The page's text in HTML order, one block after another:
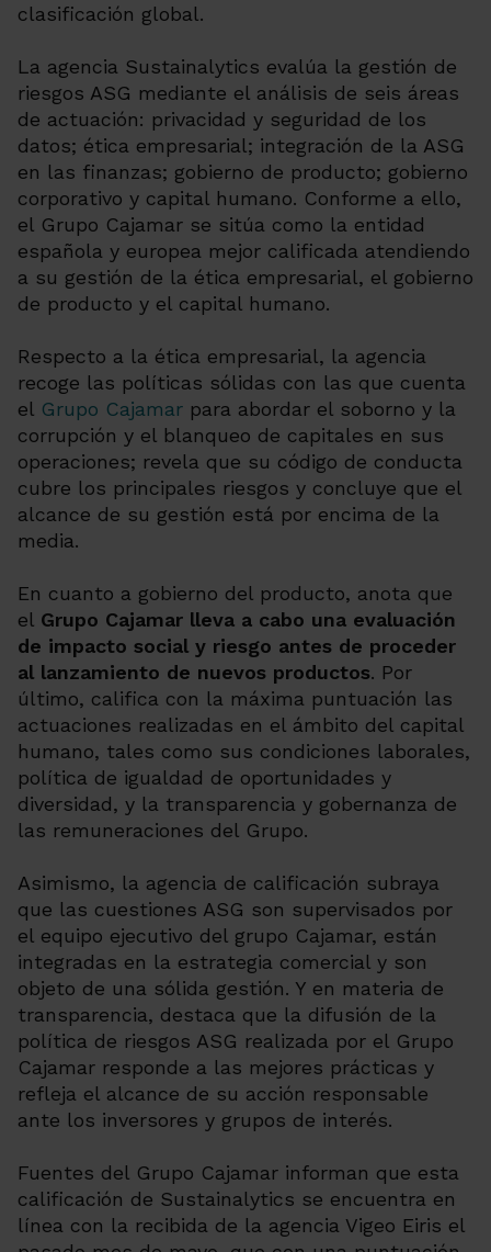
clasificación global.
La agencia Sustainalytics evalúa la gestión de
riesgos ASG mediante el análisis de seis áreas
de actuación: privacidad y seguridad de los
datos; ética empresarial; integración de la ASG
en las finanzas; gobierno de producto; gobierno
corporativo y capital humano. Conforme a ello,
el Grupo Cajamar se sitúa como la entidad
española y europea mejor calificada atendiendo
a su gestión de la ética empresarial, el gobierno
de producto y el capital humano.
Respecto a la ética empresarial, la agencia
recoge las políticas sólidas con las que cuenta
el Grupo Cajamar para abordar el soborno y la
corrupción y el blanqueo de capitales en sus
operaciones; revela que su código de conducta
cubre los principales riesgos y concluye que el
alcance de su gestión está por encima de la
media.
En cuanto a gobierno del producto, anota que
el Grupo Cajamar lleva a cabo una evaluación
de impacto social y riesgo antes de proceder
al lanzamiento de nuevos productos. Por
último, califica con la máxima puntuación las
actuaciones realizadas en el ámbito del capital
humano, tales como sus condiciones laborales,
política de igualdad de oportunidades y
diversidad, y la transparencia y gobernanza de
las remuneraciones del Grupo.
Asimismo, la agencia de calificación subraya
que las cuestiones ASG son supervisados por
el equipo ejecutivo del grupo Cajamar, están
integradas en la estrategia comercial y son
objeto de una sólida gestión. Y en materia de
transparencia, destaca que la difusión de la
política de riesgos ASG realizada por el Grupo
Cajamar responde a las mejores prácticas y
refleja el alcance de su acción responsable
ante los inversores y grupos de interés.
Fuentes del Grupo Cajamar informan que esta
calificación de Sustainalytics se encuentra en
línea con la recibida de la agencia Vigeo Eiris el